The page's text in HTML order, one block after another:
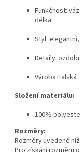
Funkčnost:
délka
Styl:
Detaily:
Výroba Italská
Složení materiálu:
100%
Rozměry:
Rozměry uvedené
Pro získání rozměru